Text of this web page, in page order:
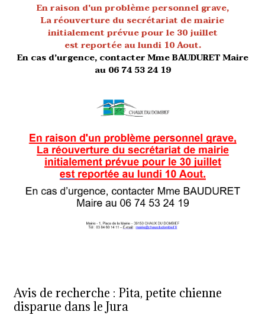
En raison d'un problème personnel grave,
La réouverture du secrétariat de mairie
initialement prévue pour le 30 juillet
est reportée au lundi 10 Aout.
En cas d’urgence, contacter Mme BAUDURET Maire
au 06 74 53 24 19
Avis de recherche : Pita, petite chienne
disparue dans le Jura